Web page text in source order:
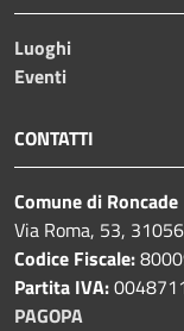
Luoghi
Eventi
CONTATTI
Comune di Roncade
Via Roma, 53,
Codice Fiscale:
Partita IVA:
PAGOPA